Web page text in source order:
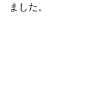
ました。